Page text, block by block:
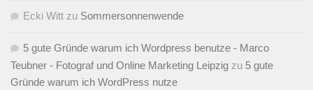
Ecki Witt zu Sommersonnenwende
5 gute Gründe warum ich Wordpress benutze - Marco
Teubner - Fotograf und Online Marketing Leipzig zu 5 gute
Gründe warum ich WordPress nutze